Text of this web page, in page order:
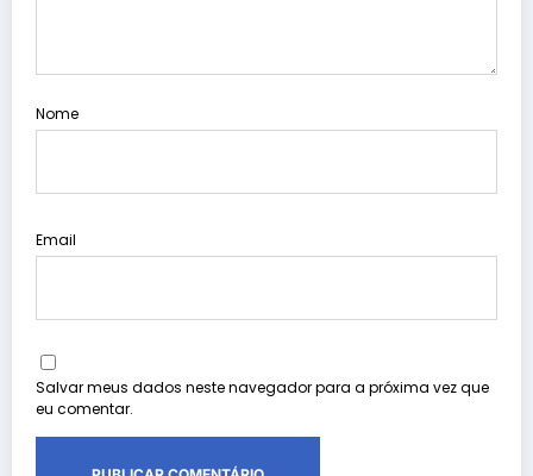
Nome
Email
Salvar meus dados neste navegador para a próxima vez que
eu comentar.